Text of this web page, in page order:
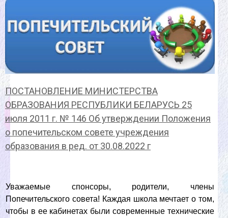
ПОСТАНОВЛЕНИЕ МИНИСТЕРСТВА
ОБРАЗОВАНИЯ РЕСПУБЛИКИ БЕЛАРУСЬ 25
июля 2011 г. № 146 Об утверждении Положения
о попечительском совете учреждения
образования в ред. от 30.08.2022 г
Уважаемые спонсоры, родители, члены
Попечительского совета! Каждая школа мечтает о том,
чтобы в ее кабинетах были современные технические